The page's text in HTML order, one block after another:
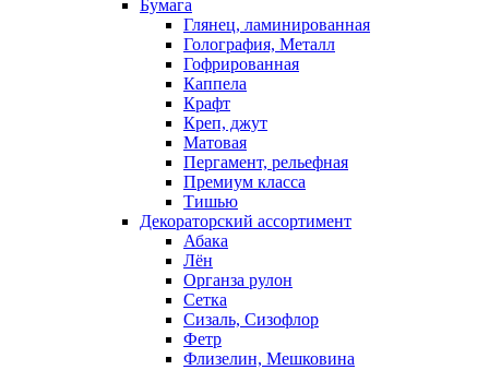
Бумага
Глянец, ламинированная
Голография, Металл
Гофрированная
Каппела
Крафт
Креп, джут
Матовая
Пергамент, рельефная
Премиум класса
Тишью
Декораторский ассортимент
Абака
Лён
Органза рулон
Сетка
Сизаль, Сизофлор
Фетр
Флизелин, Мешковина